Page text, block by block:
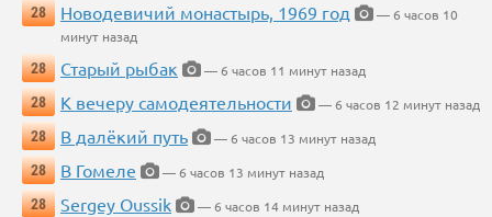
28
Новодевичий монастырь, 1969 год
— 6 часов 10
минут назад
28
Старый рыбак
— 6 часов 11 минут назад
28
К вечеру самодеятельности
— 6 часов 12 минут назад
28
В далёкий путь
— 6 часов 13 минут назад
28
В Гомеле
— 6 часов 13 минут назад
28
Sergey Oussik
— 6 часов 14 минут назад